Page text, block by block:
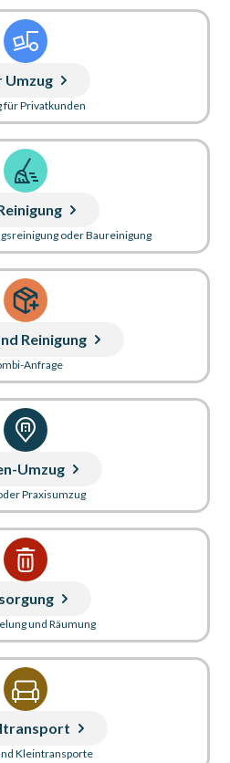
Umzug
für Privatkunden
oder Baureinigung
Reinigung
Anfrage
Umzug
Praxisumzug
und Räumung
Kleintransporte